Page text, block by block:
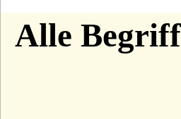
A
Alle